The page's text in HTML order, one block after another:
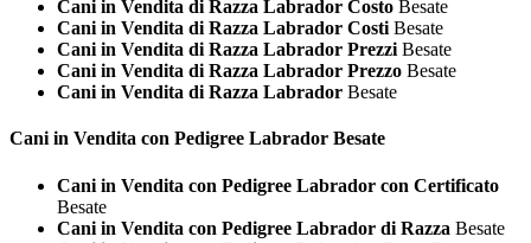
Cani in Vendita di Razza Labrador Costo Besate
Cani in Vendita di Razza Labrador Costi Besate
Cani in Vendita di Razza Labrador Prezzi Besate
Cani in Vendita di Razza Labrador Prezzo Besate
Cani in Vendita di Razza Labrador Besate
Cani in Vendita con Pedigree Labrador Besate
Cani in Vendita con Pedigree Labrador con Certificato
Besate
Cani in Vendita con Pedigree Labrador di Razza Besate